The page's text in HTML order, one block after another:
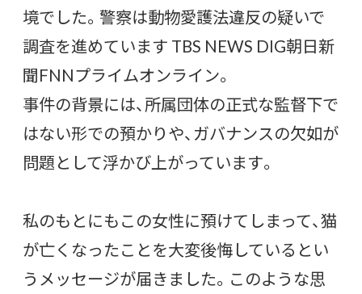
境でした。警察は動物愛護法違反の疑いで
調査を進めています TBS NEWS DIG朝日新
聞FNNプライムオンライン。
事件の背景には、所属団体の正式な監督下で
はない形での預かりや、ガバナンスの欠如が
問題として浮かび上がっています。
私のもとにもこの女性に預けてしまって、猫
が亡くなったことを大変後悔しているとい
うメッセージが届きました。このような思